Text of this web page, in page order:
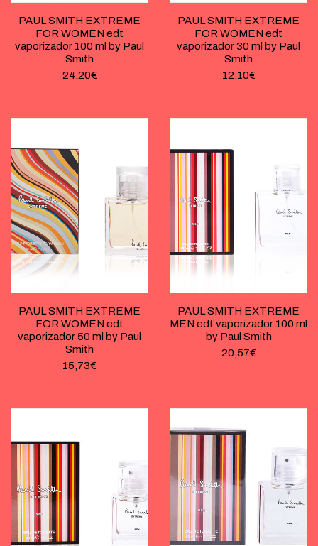
PAUL SMITH EXTREME
FOR WOMEN edt
vaporizador 100 ml by Paul
Smith
24,20€
PAUL SMITH EXTREME
FOR WOMEN edt
vaporizador 30 ml by Paul
Smith
12,10€
PAUL SMITH EXTREME
FOR WOMEN edt
vaporizador 50 ml by Paul
Smith
15,73€
PAUL SMITH EXTREME
MEN edt vaporizador 100 ml
by Paul Smith
20,57€